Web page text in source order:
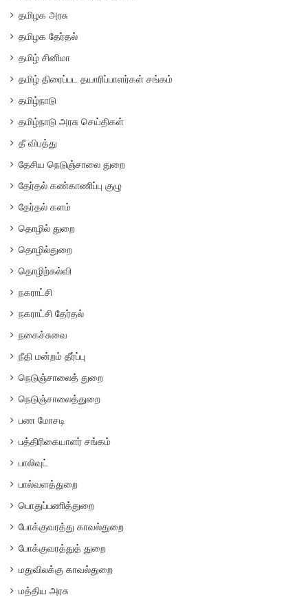
தமிழக அரசு
தமிழக தேர்தல்
தமிழ் சினிமா
தமிழ் திரைப்பட தயாரிப்பாளர்கள் சங்கம்
தமிழ்நாடு
தமிழ்நாடு அரசு செய்திகள்
தீ விபத்து
தேசிய நெடுஞ்சாலை துறை
தேர்தல் கண்காணிப்பு குழு
தேர்தல் களம்
தொழில் துறை
தொழில்துறை
தொழிற்கல்வி
நகராட்சி
நகராட்சி தேர்தல்
நகைச்சுவை
நீதி மன்றம் தீர்ப்பு
நெடுஞ்சாலைத் துறை
நெடுஞ்சாலைத்துறை
பண மோசடி
பத்திரிகையாளர் சங்கம்
பாலிவுட்
பால்வளத்துறை
பொதுப்பணித்துறை
போக்குவரத்து காவல்துறை
போக்குவரத்துத் துறை
மதுவிலக்கு காவல்துறை
மத்திய அரசு